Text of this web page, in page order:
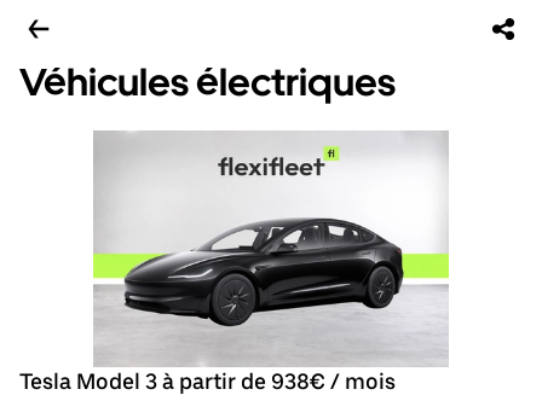
Véhicules électriques
Tesla Model 3 à partir de 938€ / mois